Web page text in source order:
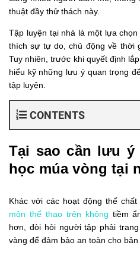
thuật đầy thử thách này.
Tập luyện tại nhà là một lựa
thích sự tự do, chủ động về thời
Tuy nhiên, trước khi quyết định
hiểu kỹ những lưu ý quan trọng
tập luyện.
CONTENTS
Tại sao cần lưu
học múa vòng tại
Khác với các hoạt động thể
môn thể thao trên không tiềm
hơn, đòi hỏi người tập phải
vàng để đảm bảo an toàn cho bản